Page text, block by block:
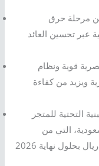
من مرحلة حرق
عبر تحسين العائد
قوية ونظام
ويزيد من كفاءة
التحتية للمتجر
التي من